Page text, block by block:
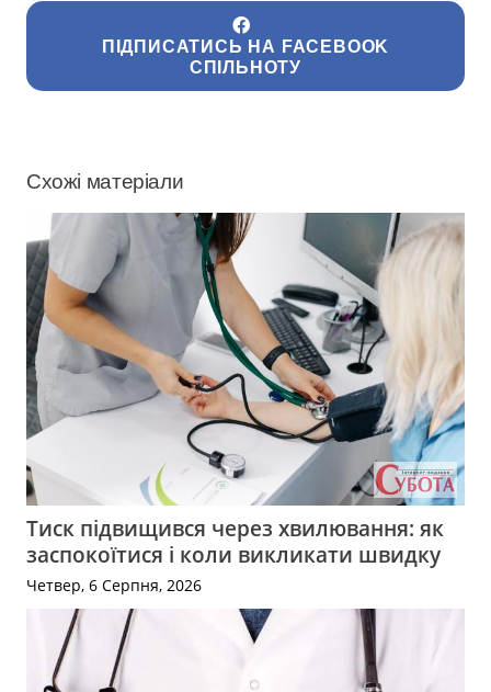
ПІДПИСАТИСЬ НА FACEBOOK
СПІЛЬНОТУ
Схожі матеріали
Тиск підвищився через хвилювання: як
заспокоїтися і коли викликати швидку
Четвер, 6 Серпня, 2026